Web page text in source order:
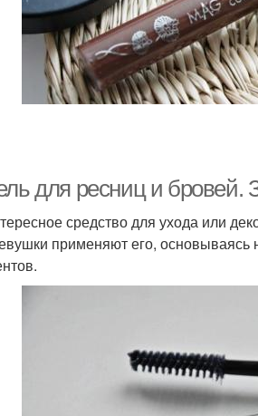
для ресниц и бровей.
средство для ухода или
применяют его,